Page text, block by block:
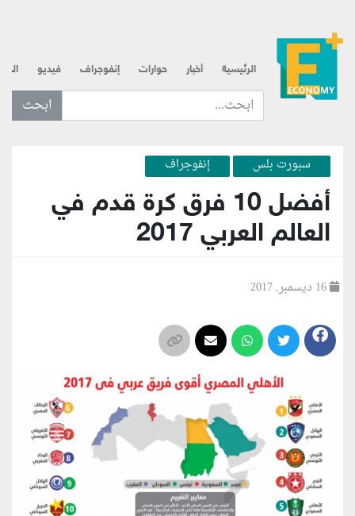
الرئيسية أخبار حوارات إنفوجراف فيديو
ابحث عن... :
سبورت بلس إنفوجراف
أفضل 10 فرق كرة قدم في
العالم العربي 2017